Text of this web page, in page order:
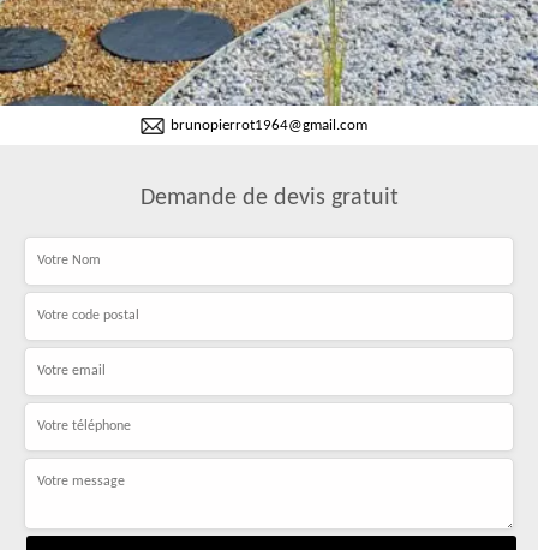
brunopierrot1964@gmail.com
Demande de devis gratuit